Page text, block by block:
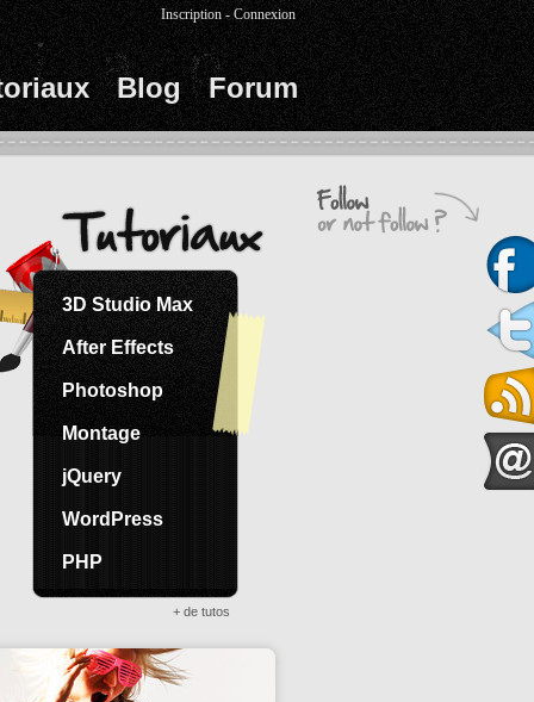
Blog Forum
Inscription -Connexion
3D Studio Max
After Effects
Photoshop
Montage
jQuery
WordPress
PHP
+ de tutos